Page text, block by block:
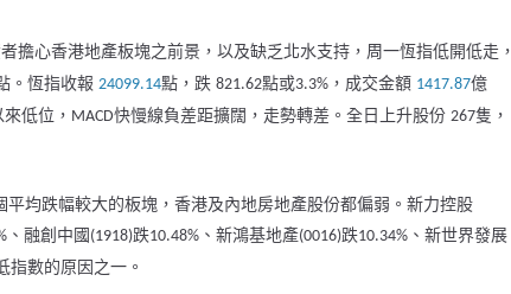
擔心香港地產板塊之前景，以及缺乏北水支持，周一恆指低開低走，
。恆指收報 ‪24099.14‬點，跌 821.62點或3.3% ，成交金額 ‪1417.87‬億
來低位， MACD快慢線負差距擴闊，走勢轉差。全日上升股份 267隻，
均跌幅較大的板塊，香港及內地房地產股份都偏弱。新力控股
、融創中國 (1918)跌10.48% 、新鴻基地產(0016)跌10.34% 、新世界發展
指數的原因之一。